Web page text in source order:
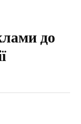
до